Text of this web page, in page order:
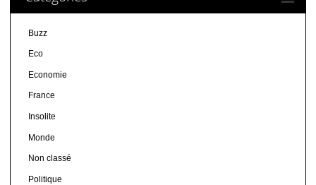
Buzz
Eco
Economie
France
Insolite
Monde
Non classé
Politique